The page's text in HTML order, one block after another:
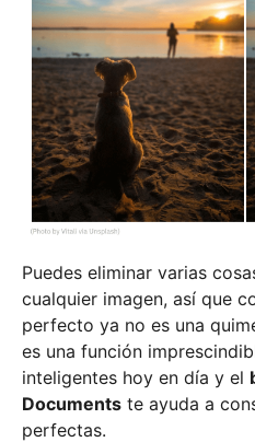
Puedes eliminar varias
cualquier imagen, así que
perfecto ya no es una
es una función
inteligentes hoy en día y el
Documents te ayuda a
perfectas.